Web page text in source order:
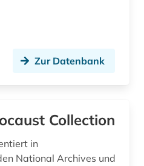
Zur Datenbank
Collection
in
National Archives und